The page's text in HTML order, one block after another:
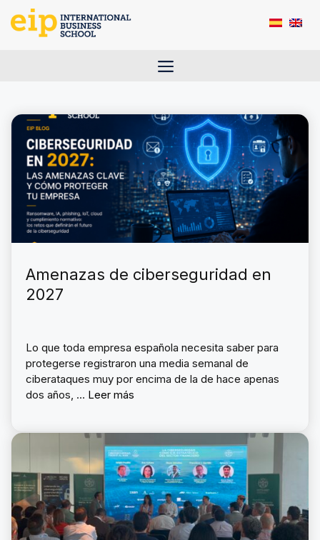
Saltar
Menú
Amenazas de ciberseguridad en
2027
Lo que toda empresa española necesita saber para
protegerse registraron una media semanal de
ciberataques muy por encima de la de hace apenas
dos años, … Leer más